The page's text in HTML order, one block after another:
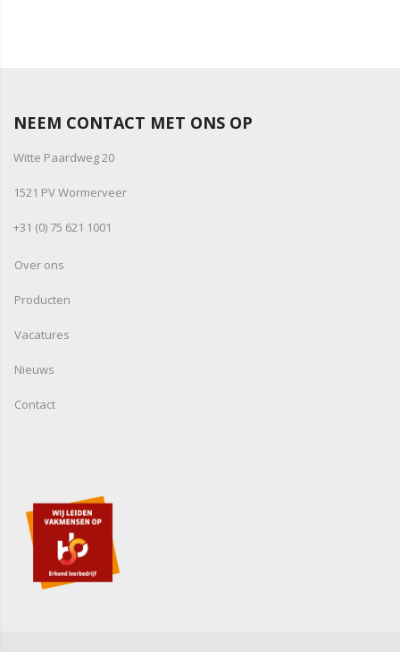
NEEM CONTACT MET ONS OP
Witte Paardweg 20
1521 PV Wormerveer
+31 (0) 75 621 1001
Over ons
Producten
Vacatures
Nieuws
Contact